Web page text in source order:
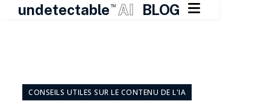
undetectable TM AI BLOG 
contentCONSEILS UTILES SUR LE CONTENU DE L'IA